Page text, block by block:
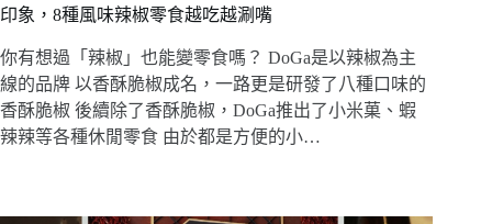
印象，8種風味辣椒零食越吃越涮嘴
你有想過「辣椒」也能變零食嗎？ DoGa是以辣椒為主
線的品牌 以香酥脆椒成名，一路更是研發了八種口味的
香酥脆椒 後續除了香酥脆椒，DoGa推出了小米菓、蝦
辣辣等各種休閒零食 由於都是方便的小…